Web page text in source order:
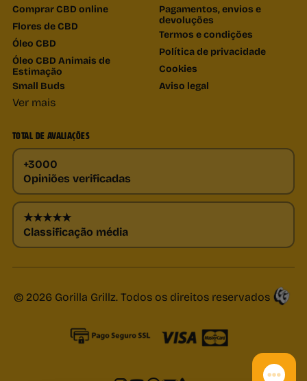
Comprar CBD online
Flores de CBD
Óleo CBD
Óleo CBD Animais de
Estimação
Small Buds
Ver mais
Pagamentos, envios e
devoluções
Termos e condições
Política de privacidade
Cookies
Aviso legal
TOTAL DE AVALIAÇÕES
+3000
Opiniões verificadas
★★★★★
Classificação média
© 2026 Gorilla Grillz. Todos os direitos reservados